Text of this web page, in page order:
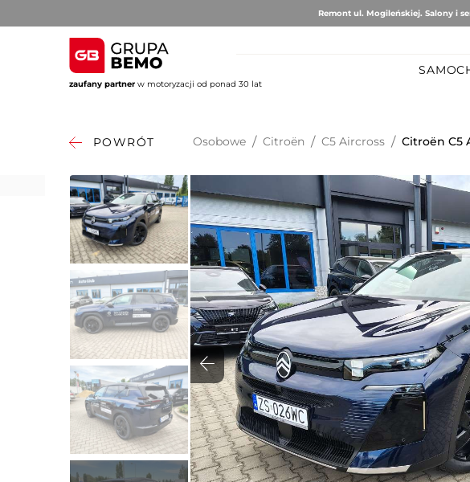
Remont ul. Mogileńskiej. Salony i
zaufany partner w motoryzacji od ponad 30 lat
AUTO BRUNO
Volvo Alfa Romeo
DS Automobiles
Fiat
Citroën
Hyundai
Jeep
Opel
Peugeot
POWRÓT Osobowe / Citroën / C5 Aircross / Citroën C5